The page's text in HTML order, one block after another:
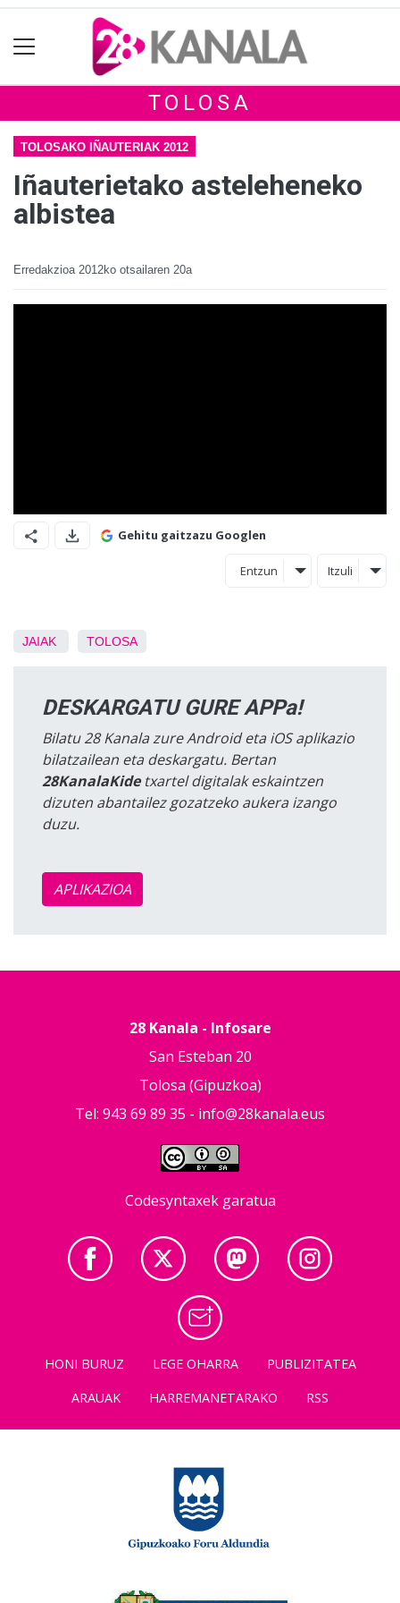
TOLOSA
TOLOSAKO IÑAUTERIAK 2012
Iñauterietako asteleheneko
albistea
Erredakzioa 2012ko otsailaren 20a
Gehitu gaitzazu Googlen
Entzun Itzuli
JAIAK TOLOSA
DESKARGATU GURE APPa!
Bilatu 28 Kanala zure Android eta iOS aplikazio
bilatzailean eta deskargatu. Bertan
28KanalaKidetxartel digitalak eskaintzen
dizuten abantailez gozatzeko aukera izango
duzu.
APLIKAZIOA
28 Kanala - Infosare
San Esteban 20
Tolosa (Gipuzkoa)
Tel: 943 69 89 35 - info@28kanala.eus
Codesyntaxek garatua
HONI BURUZ LEGE OHARRA
PUBLIZITATEA
ARAUAK
HARREMANETARAKO RSS